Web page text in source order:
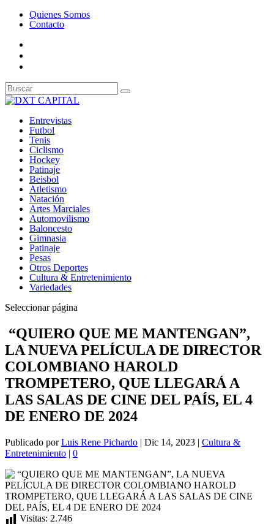
Quienes Somos
Contacto
Entrevistas
Futbol
Tenis
Ciclismo
Hockey
Patinaje
Beisbol
Atletismo
Natación
Artes Marciales
Automovilismo
Baloncesto
Gimnasia
Patinaje
Pesas
Otros Deportes
Cultura & Entretenimiento
Variedades
Seleccionar página
“QUIERO QUE ME MANTENGAN”,
LA NUEVA PELÍCULA DE DIRECTOR
COLOMBIANO HAROLD
TROMPETERO, QUE LLEGARÁ A
LAS SALAS DE CINE DEL PAÍS, EL 4
DE ENERO DE 2024
Publicado porLuis Rene Pichardo | Dic 14, 2023 | Cultura &
Entretenimiento | 0
Visitas: 2.746